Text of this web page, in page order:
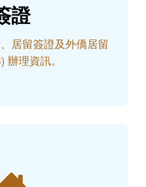
證
居留簽證及外僑居留
辦理資訊。